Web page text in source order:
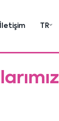
İletişim TR